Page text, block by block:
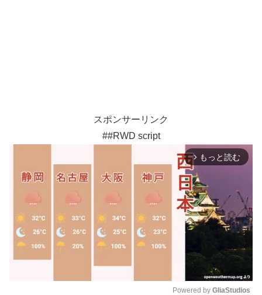
スポンサーリンク
##RWD script
arrow_forward_ios もっと読む
Powered by GliaStudios